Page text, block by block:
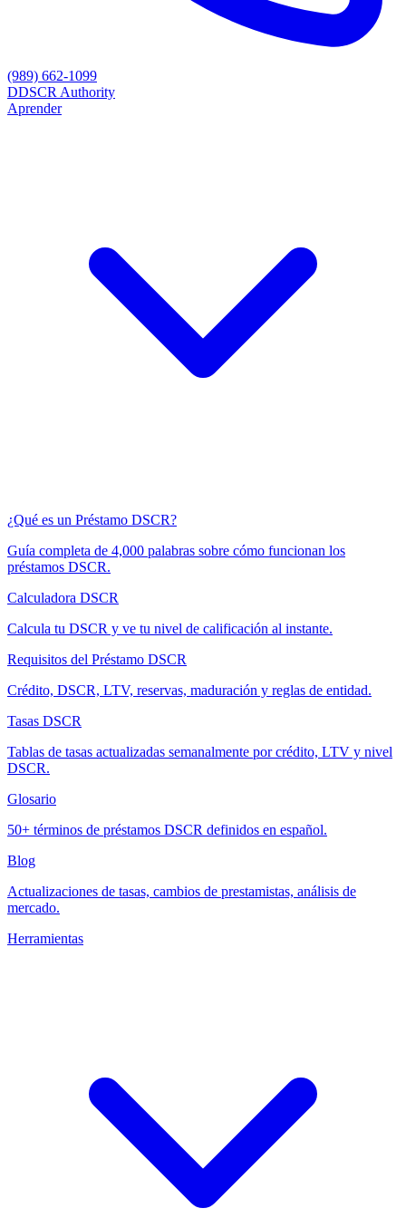
(989) 662-1099
DDSCR Authority
Aprender
¿Qué es un Préstamo DSCR?
Guía completa de 4,000 palabras sobre cómo funcionan los
préstamos DSCR.
Calculadora DSCR
Calcula tu DSCR y ve tu nivel de calificación al instante.
Requisitos del Préstamo DSCR
Crédito, DSCR, LTV, reservas, maduración y reglas de entidad.
Tasas DSCR
Tablas de tasas actualizadas semanalmente por crédito, LTV y nivel
DSCR.
Glosario
50+ términos de préstamos DSCR definidos en español.
Blog
Actualizaciones de tasas, cambios de prestamistas, análisis de
mercado.
Herramientas